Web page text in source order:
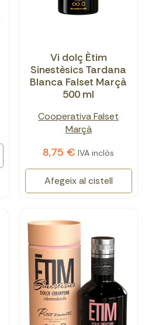
Vi dolç Ètim
Sinestèsics Tardana
Blanca Falset Marçà
500 ml
Cooperativa Falset
Marçà
8,75 € IVA inclòs
Afegeix al cistell